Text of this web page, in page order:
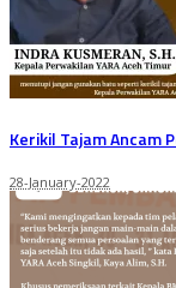
Kerikil Tajam Ancam
28-January-2022